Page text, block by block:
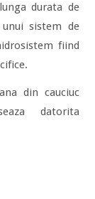
durata de
sistem de
fiind
din cauciuc
datorita